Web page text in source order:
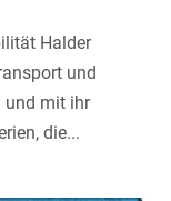
Halder
und
und mit ihr
die...